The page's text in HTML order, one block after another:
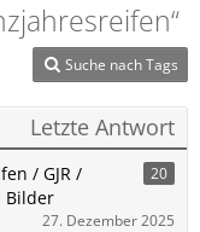
Suche nach Tags
Letzte Antwort
/ GJR /
Bilder
20
27. Dezember 2025